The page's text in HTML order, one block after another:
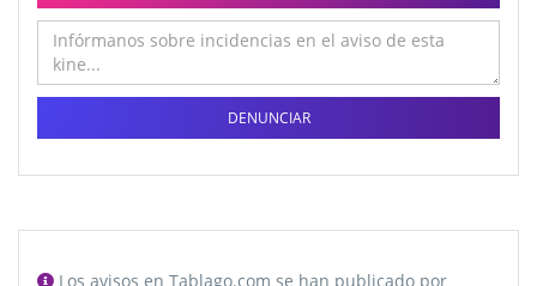
DENUNCIAR
Los avisos en Tablago.com se han publicado por